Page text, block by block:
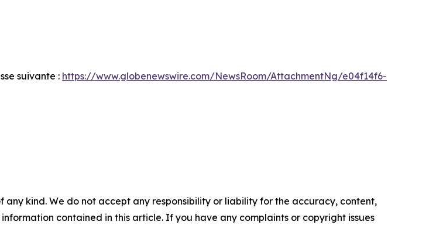
suivante : https://www.globenewswire.com/NewsRoom/AttachmentNg/e04f14f6-
any kind. We do not accept any responsibility or liability for the accuracy, content,
contained in this article. If you have any complaints or copyright issues